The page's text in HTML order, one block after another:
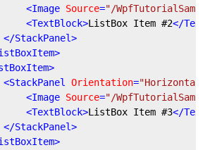
<Image Source="/
<TextBlock>ListBox Item #2</
</StackPanel>
>
>
<StackPanel Orientation="Horizontal"
<Image Source="/
<TextBlock>ListBox Item #3</
</StackPanel>
>